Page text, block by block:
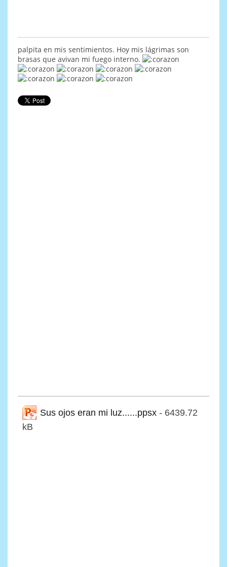
palpita en mis sentimientos. Hoy mis lágrimas son
brasas que avivan mi fuego interno.
Sus ojos eran mi luz......ppsx - 6439.72
kB